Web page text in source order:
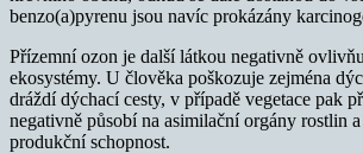
benzo(a)pyrenu jsou navíc prokázány
Přízemní ozon je další látkou negativně
ekosystémy. U člověka poškozuje zejména
dráždí dýchací cesty, v případě vegetace pak
negativně působí na asimilační orgány rostlin
produkční schopnost.